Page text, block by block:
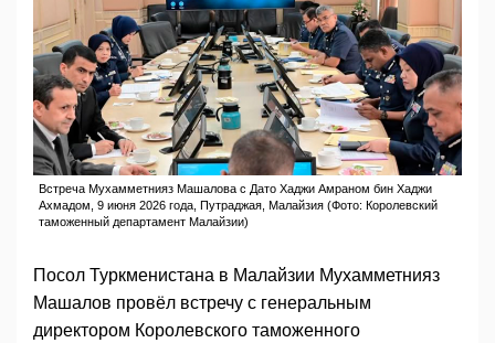
Встреча Мухамметнияз Машалова с Дато Хаджи Амраном бин Хаджи
Ахмадом, 9 июня 2026 года, Путраджая, Малайзия (Фото: Королевский
таможенный департамент Малайзии)
Посол Туркменистана в Малайзии Мухамметнияз
Машалов провёл встречу с генеральным
директором Королевского таможенного